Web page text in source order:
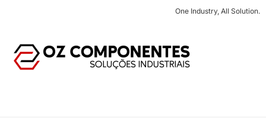
One Industry, All Solution.